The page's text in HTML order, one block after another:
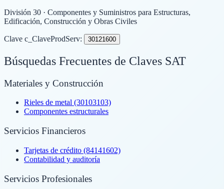
División 30 · Componentes y Suministros para Estructuras,
Edificación, Construcción y Obras Civiles
Clave c_ClaveProdServ: 30121600
Búsquedas Frecuentes de Claves SAT
Materiales y Construcción
Rieles de metal (30103103)
Componentes estructurales
Servicios Financieros
Tarjetas de crédito (84141602)
Contabilidad y auditoría
Servicios Profesionales